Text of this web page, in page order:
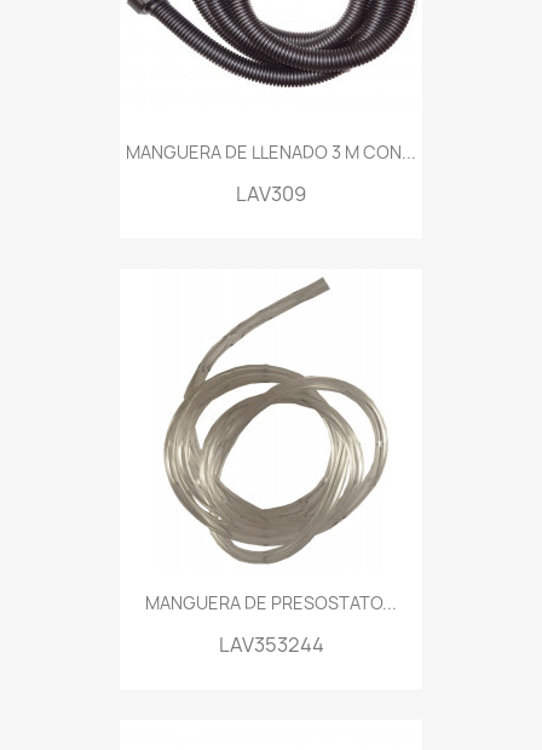
MANGUERA DE LLENADO 3 M CON...
LAV309
MANGUERA DE PRESOSTATO...
LAV353244